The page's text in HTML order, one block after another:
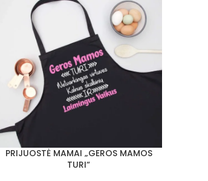
PASIRINKTI SAVYBES
PRIJUOSTĖ MAMAI „GEROS MAMOS
TURI“